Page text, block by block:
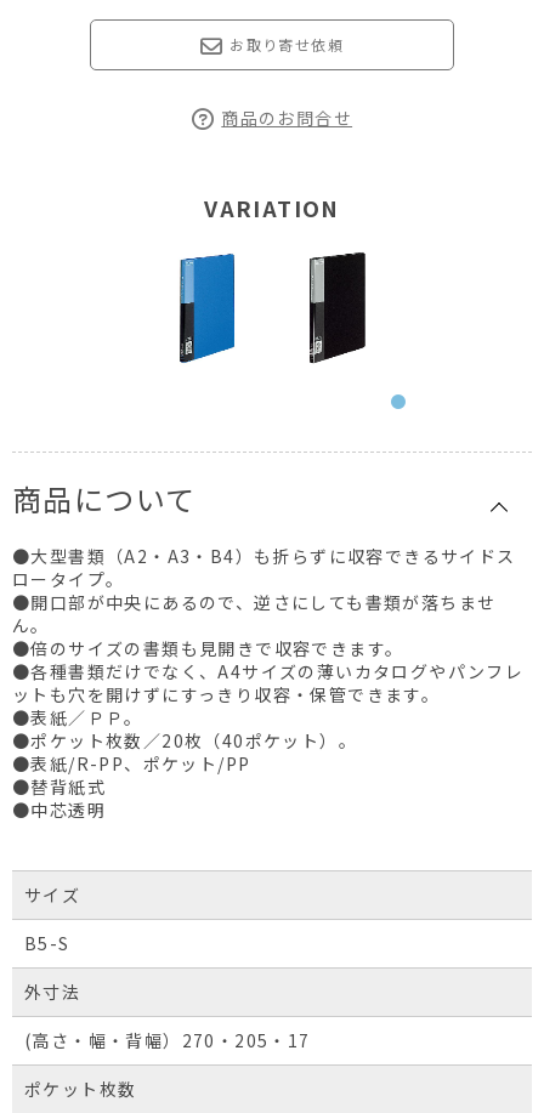
お取り寄せ依頼
商品のお問合せ
VARIATION
商品について
●大型書類（A2・A3・B4）も折らずに収容できるサイドス
ロータイプ。
●開口部が中央にあるので、逆さにしても書類が落ちませ
ん。
●倍のサイズの書類も見開きで収容できます。
●各種書類だけでなく、A4サイズの薄いカタログやパンフレ
ットも穴を開けずにすっきり収容・保管できます。
●表紙／ＰＰ。
●ポケット枚数／20枚（40ポケット）。
●表紙/R-PP、ポケット/PP
●替背紙式
●中芯透明
サイズ
B5-S
外寸法
(高さ・幅・背幅）270・205・17
ポケット枚数